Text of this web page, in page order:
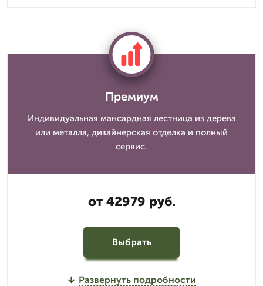
Премиум
Индивидуальная мансардная лестница из дерева
или металла, дизайнерская отделка и полный
сервис.
от 42979 руб.
Выбрать
Развернуть подробности